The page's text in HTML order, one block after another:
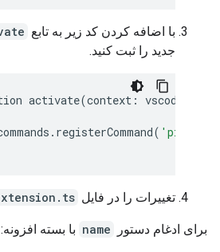
با اضافه کردن کد زیر به تابع
جدید را ثبت کنید.
activate(context : vscode
. registerCommand( 'pipet-
تغییرات را در فایل
برای ادغام دستور name با بسته افزونه: